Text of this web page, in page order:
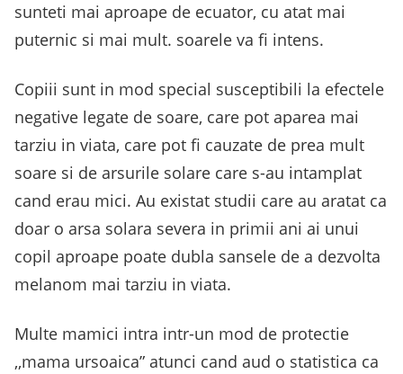
sunteti mai aproape de ecuator, cu atat mai
puternic si mai mult. soarele va fi intens.
Copiii sunt in mod special susceptibili la efectele
negative legate de soare, care pot aparea mai
tarziu in viata, care pot fi cauzate de prea mult
soare si de arsurile solare care s-au intamplat
cand erau mici. Au existat studii care au aratat ca
doar o arsa solara severa in primii ani ai unui
copil aproape poate dubla sansele de a dezvolta
melanom mai tarziu in viata.
Multe mamici intra intr-un mod de protectie
,,mama ursoaica” atunci cand aud o statistica ca